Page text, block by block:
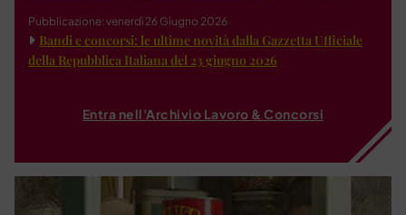
Pubblicazione: venerdì 26 Giugno 2026
Bandi e concorsi: le ultime novità dalla Gazzetta Ufficiale
della Repubblica Italiana del 23 giugno 2026
Entra nell'Archivio Lavoro & Concorsi